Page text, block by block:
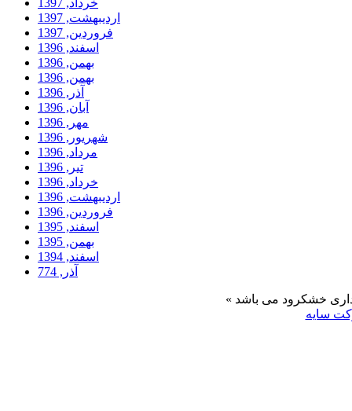
ارديبهشت, 1397
فروردين, 1397
اسفند, 1396
بهمن, 1396
بهمن, 1396
آذر, 1396
آبان, 1396
مهر, 1396
شهریور, 1396
مرداد, 1396
تیر, 1396
خرداد, 1396
ارديبهشت, 1396
فروردين, 1396
اسفند, 1395
بهمن, 1395
اسفند, 1394
آذر, 774
سایه